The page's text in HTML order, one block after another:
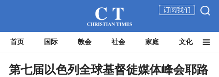
订阅我们
首页 国际 教会 社会 家庭 文化
第七届以色列全球基督徒媒体峰会耶路